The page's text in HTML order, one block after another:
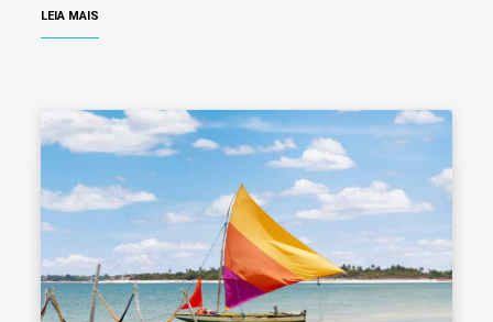
LEIA MAIS